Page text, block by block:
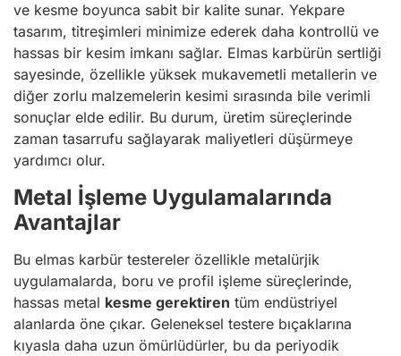
ve kesme boyunca sabit bir kalite sunar. Yekpare
tasarım, titreşimleri minimize ederek daha kontrollü ve
hassas bir kesim imkanı sağlar. Elmas karbürün sertliği
sayesinde, özellikle yüksek mukavemetli metallerin ve
diğer zorlu malzemelerin kesimi sırasında bile verimli
sonuçlar elde edilir. Bu durum, üretim süreçlerinde
zaman tasarrufu sağlayarak maliyetleri düşürmeye
yardımcı olur.
Metal İşleme Uygulamalarında
Avantajlar
Bu elmas karbür testereler özellikle metalürjik
uygulamalarda, boru ve profil işleme süreçlerinde,
hassas metal kesme gerektiren tüm endüstriyel
alanlarda öne çıkar. Geleneksel testere bıçaklarına
kıyasla daha uzun ömürlüdürler, bu da periyodik